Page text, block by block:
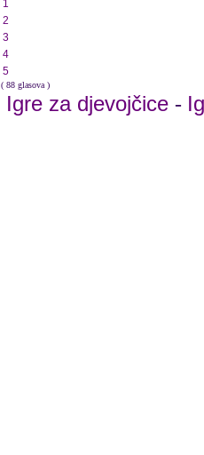
1
2
3
4
5
( 88 glasova )
Igre za djevojčice -